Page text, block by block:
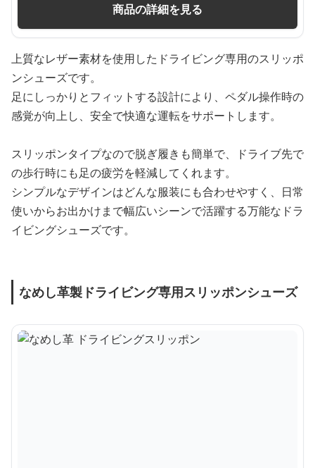
商品の詳細を見る
上質なレザー素材を使用したドライビング専用のスリッポ
ンシューズです。
足にしっかりとフィットする設計により、ペダル操作時の
感覚が向上し、安全で快適な運転をサポートします。
スリッポンタイプなので脱ぎ履きも簡単で、ドライブ先で
の歩行時にも足の疲労を軽減してくれます。
シンプルなデザインはどんな服装にも合わせやすく、日常
使いからお出かけまで幅広いシーンで活躍する万能なドラ
イビングシューズです。
なめし革製ドライビング専用スリッポンシューズ